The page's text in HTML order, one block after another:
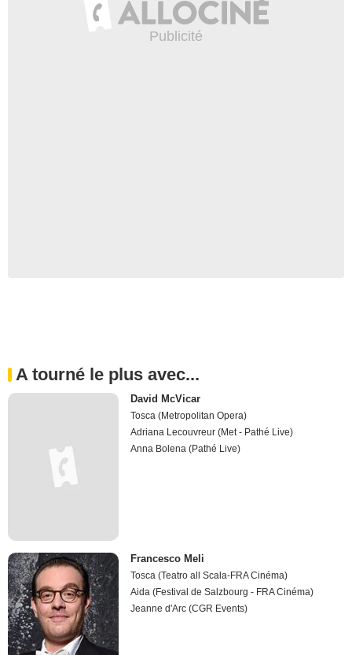
A tourné le plus avec...
David McVicar
Tosca (Metropolitan Opera)
Adriana Lecouvreur (Met - Pathé Live)
Anna Bolena (Pathé Live)
Francesco Meli
Tosca (Teatro all Scala-FRA Cinéma)
Aida (Festival de Salzbourg - FRA Cinéma)
Jeanne d'Arc (CGR Events)